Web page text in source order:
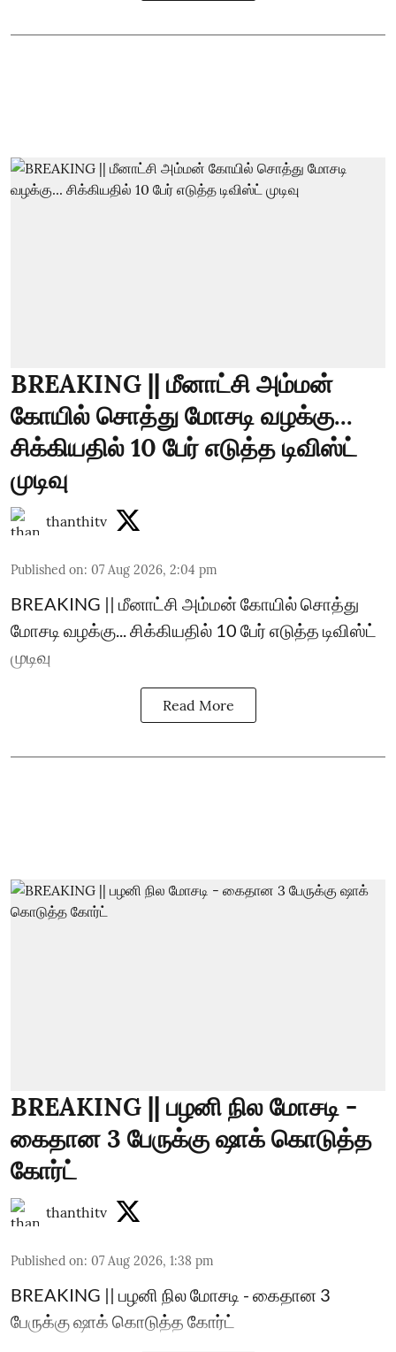
BREAKING || மீனாட்சி அம்மன்
கோயில் சொத்து மோசடி வழக்கு...
சிக்கியதில் 10 பேர் எடுத்த டிவிஸ்ட்
முடிவு
thanthitv
Published on: 07 Aug 2026, 2:04 pm
BREAKING || மீனாட்சி அம்மன் கோயில் சொத்து
மோசடி வழக்கு... சிக்கியதில் 10 பேர் எடுத்த டிவிஸ்ட்
முடிவு
Read More
BREAKING || பழனி நில மோசடி -
கைதான 3 பேருக்கு ஷாக் கொடுத்த
கோர்ட்
thanthitv
Published on: 07 Aug 2026, 1:38 pm
BREAKING || பழனி நில மோசடி - கைதான 3
பேருக்கு ஷாக் கொடுத்த கோர்ட்